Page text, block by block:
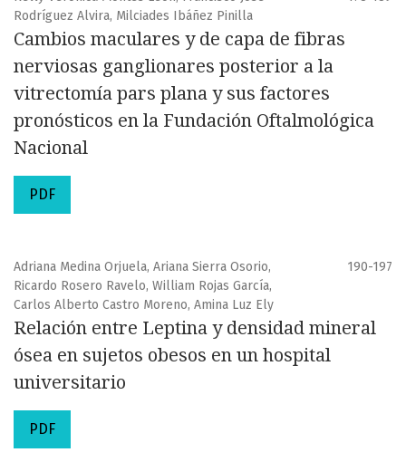
Rodríguez Alvira, Milciades Ibáñez Pinilla
Cambios maculares y de capa de fibras
nerviosas ganglionares posterior a la
vitrectomía pars plana y sus factores
pronósticos en la Fundación Oftalmológica
Nacional
PDF
Adriana Medina Orjuela, Ariana Sierra Osorio,
Ricardo Rosero Ravelo, William Rojas García,
Carlos Alberto Castro Moreno, Amina Luz Ely
190-197
Relación entre Leptina y densidad mineral
ósea en sujetos obesos en un hospital
universitario
PDF